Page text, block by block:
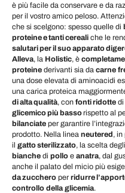
è più facile da conservare e da
per il vostro amico peloso.
che si scelgono: spesso quelle di
proteine e tanti cereali che le
salutari per il suo apparato
Alleva, la Holistic, è
proteine derivanti sia da carne
una dose elevata di aminoacidi
una carica proteica
di alta qualità, con fonti ridotte di
glicemico più bassorispetto al
bilanciate per garantire
prodotto. Nella linea neutered , in
il gatto sterilizzato, la scelta
bianche di pollo e anatra, dal
anche il palato del micio più
da zucchero per ridurre
controllo della glicemia.